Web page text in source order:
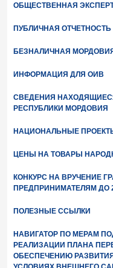
ОБЩЕСТВЕННАЯ
ПУБЛИЧНАЯ ОТЧЕТНОСТЬ
БЕЗНАЛИЧНАЯ
ИНФОРМАЦИЯ ДЛЯ ОИВ
СВЕДЕНИЯ
РЕСПУБЛИКИ МОРДОВИЯ
НАЦИОНАЛЬНЫЕ
ЦЕНЫ НА ТОВАРЫ
КОНКУРС НА ВРУЧЕНИЕ
ПРЕДПРИНИМАТЕЛЯМ ДО
ПОЛЕЗНЫЕ ССЫЛКИ
НАВИГАТОР ПО МЕРАМ
РЕАЛИЗАЦИИ ПЛАНА
ОБЕСПЕЧЕНИЮ